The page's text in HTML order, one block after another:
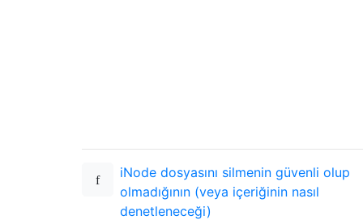
iNode dosyasını silmenin güvenli olup
olmadığının (veya içeriğinin nasıl
denetleneceği)